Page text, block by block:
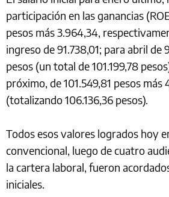
participación en las ganancias
pesos más 3.964,34,
ingreso de 91.738,01; para abril de
pesos (un total de 101.199,78
próximo, de 101.549,81 pesos más
(totalizando 106.136,36 pesos).
Todos esos valores logrados hoy
convencional, luego de cuatro
la cartera laboral, fueron
iniciales.